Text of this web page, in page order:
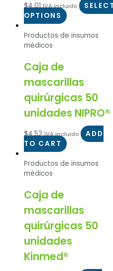
$4.01 IVA incluido
SELECT
OPTIONS
Productos de insumos
médicos
Caja de
mascarillas
quirúrgicas 50
unidades NIPRO®
$4.52 IVA incluido
ADD
TO CART
Productos de insumos
médicos
Caja de
mascarillas
quirúrgicas 50
unidades
Kinmed®